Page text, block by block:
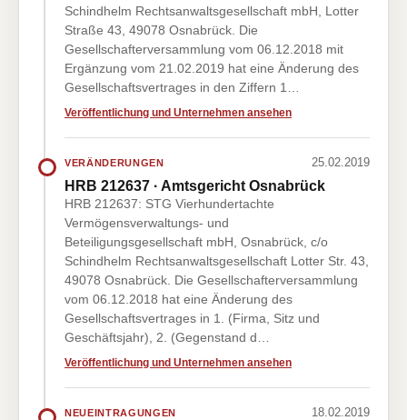
Schindhelm Rechtsanwaltsgesellschaft mbH, Lotter
Straße 43, 49078 Osnabrück. Die
Gesellschafterversammlung vom 06.12.2018 mit
Ergänzung vom 21.02.2019 hat eine Änderung des
Gesellschaftsvertrages in den Ziffern 1…
Veröffentlichung und Unternehmen ansehen
VERÄNDERUNGEN 25.02.2019
HRB 212637 · Amtsgericht Osnabrück
HRB 212637: STG Vierhundertachte
Vermögensverwaltungs- und
Beteiligungsgesellschaft mbH, Osnabrück, c/o
Schindhelm Rechtsanwaltsgesellschaft Lotter Str. 43,
49078 Osnabrück. Die Gesellschafterversammlung
vom 06.12.2018 hat eine Änderung des
Gesellschaftsvertrages in 1. (Firma, Sitz und
Geschäftsjahr), 2. (Gegenstand d…
Veröffentlichung und Unternehmen ansehen
NEUEINTRAGUNGEN 18.02.2019